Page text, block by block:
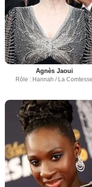
Agnès Jaoui
Rôle : Hannah / La Comtesse